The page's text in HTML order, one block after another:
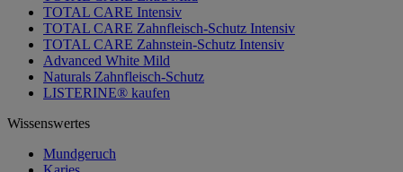
TOTAL CARE Intensiv
TOTAL CARE Zahnfleisch-Schutz Intensiv
TOTAL CARE Zahnstein-Schutz Intensiv
Advanced White Mild
Naturals Zahnfleisch-Schutz
LISTERINE® kaufen
Wissenswertes
Mundgeruch